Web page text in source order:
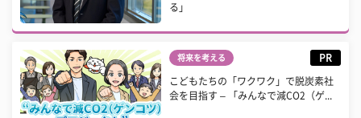
る」
将来を考える PR
こどもたちの「ワクワク」で脱炭素社
会を目指す – 「みんなで減CO2（ゲ...